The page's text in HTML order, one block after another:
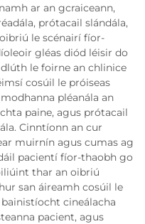
ar an gcraiceann,
prótacail slándála,
le scénairí fíor-
gléas diód léisir do
le foirne an chlinice
cosúil le próiseas
pléanála an
paine, agus prótacail
Cinntíonn an cur
muirnín agus cumas ag
pacientí fíor-thaobh go
thar an oibriú
san áireamh cosúil le
cineálacha
pacient, agus